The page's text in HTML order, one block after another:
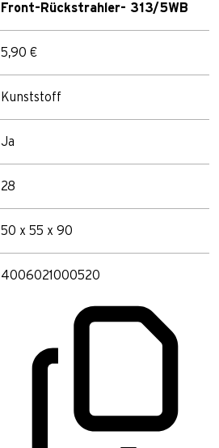
Front-Rückstrahler- 313/5WB
5,90 €
Kunststoff
Ja
28
50 x 55 x 90
4006021000520